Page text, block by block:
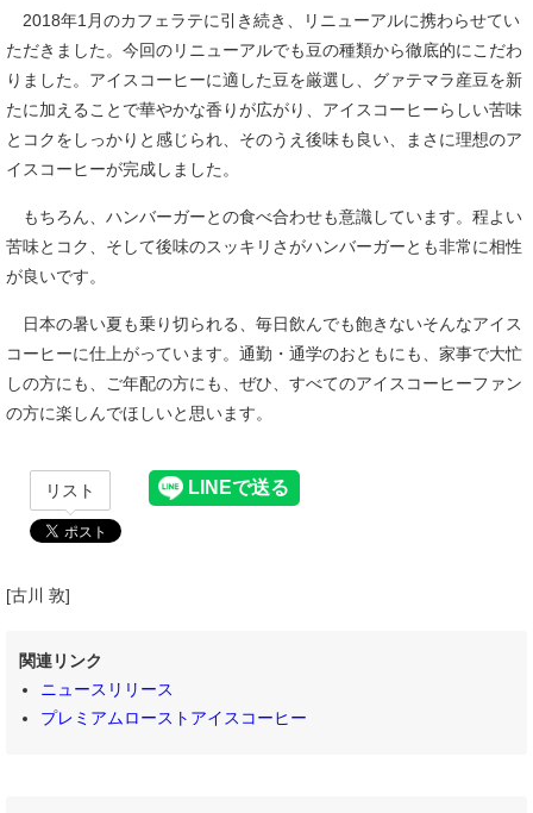
2018年1月のカフェラテに引き続き、リニューアルに携わらせてい
ただきました。今回のリニューアルでも豆の種類から徹底的にこだわ
りました。アイスコーヒーに適した豆を厳選し、グァテマラ産豆を新
たに加えることで華やかな香りが広がり、アイスコーヒーらしい苦味
とコクをしっかりと感じられ、そのうえ後味も良い、まさに理想のア
イスコーヒーが完成しました。
もちろん、ハンバーガーとの食べ合わせも意識しています。程よい
苦味とコク、そして後味のスッキリさがハンバーガーとも非常に相性
が良いです。
日本の暑い夏も乗り切られる、毎日飲んでも飽きないそんなアイス
コーヒーに仕上がっています。通勤・通学のおともにも、家事で大忙
しの方にも、ご年配の方にも、ぜひ、すべてのアイスコーヒーファン
の方に楽しんでほしいと思います。
リスト
[古川 敦]
関連リンク
ニュースリリース
プレミアムローストアイスコーヒー